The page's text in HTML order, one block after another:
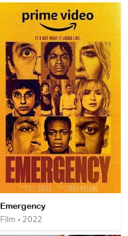
Emergency
Film • 2022